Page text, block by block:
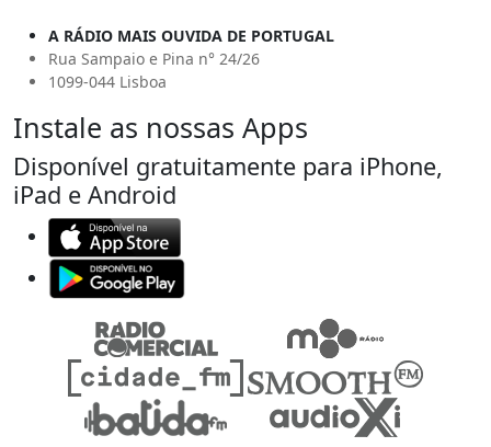
A RÁDIO MAIS OUVIDA DE PORTUGAL
Rua Sampaio e Pina n° 24/26
1099-044 Lisboa
Instale as nossas Apps
Disponível gratuitamente para iPhone,
iPad e Android